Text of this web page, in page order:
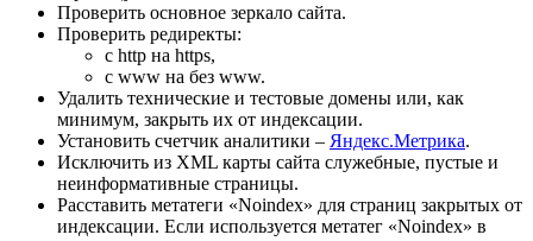
Проверить основное зеркало сайта.
Проверить редиректы:
с http на https,
с www на без www.
Удалить технические и тестовые домены или, как
минимум, закрыть их от индексации.
Установить счетчик аналитики – Яндекс.Метрика.
Исключить из XML карты сайта служебные, пустые и
неинформативные страницы.
Расставить метатеги «Noindex» для страниц закрытых от
индексации. Если используется метатег «Noindex» в